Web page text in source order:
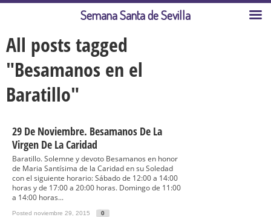
All posts tagged
"Besamanos en el
Baratillo"
29 De Noviembre. Besamanos De La
Virgen De La Caridad
Baratillo. Solemne y devoto Besamanos en honor
de Maria Santísima de la Caridad en su Soledad
con el siguiente horario: Sábado de 12:00 a 14:00
horas y de 17:00 a 20:00 horas. Domingo de 11:00
a 14:00 horas...
Posted noviembre 29, 2015 0
Semana Santa de Sevilla